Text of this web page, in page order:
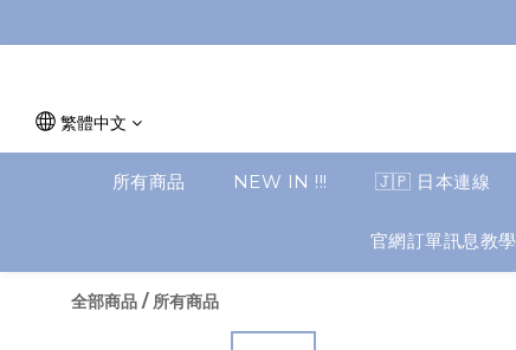
繁體中文
所有商品 NEW IN !!! 🇯🇵 日本連線
官網訂單訊息教學
全部商品 / 所有商品